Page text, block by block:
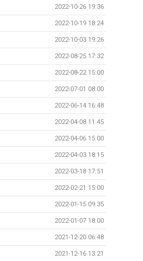
2022-10-26 19:36
2022-10-19 18:24
2022-10-03 19:26
2022-08-25 17:32
2022-08-22 15:00
2022-07-01 08:00
2022-06-14 16:48
2022-04-08 11:45
2022-04-06 15:00
2022-04-03 18:15
2022-03-18 17:51
2022-02-21 15:00
2022-01-15 09:35
2022-01-07 18:00
2021-12-20 06:48
2021-12-16 13:21